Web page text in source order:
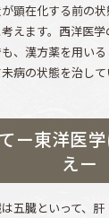
顕在化する前の
えます。西洋医
、漢方薬を用い
病の状態を治して
ー東洋医
えー
五臓といって、